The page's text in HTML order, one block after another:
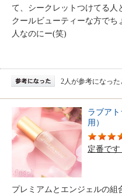
て、シークレットつけてる
クールビューティーな方でち
人なのにー(笑)
2人が参考になった
ラブア
用）
定番です
プレミアムとエンジェルの組